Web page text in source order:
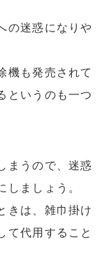
の迷惑になりや
機も発売されて
というのも一つ
まうので、迷惑
しましょう。
きは、雑巾掛け
て代用すること